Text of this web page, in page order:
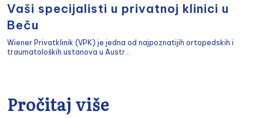
Vaši specijalisti u privatnoj klinici u
Beču
Wiener Privatklinik (VPK) je jedna od najpoznatijih ortopedskih i
traumatoloških ustanova u Austr...
Pročitaj više